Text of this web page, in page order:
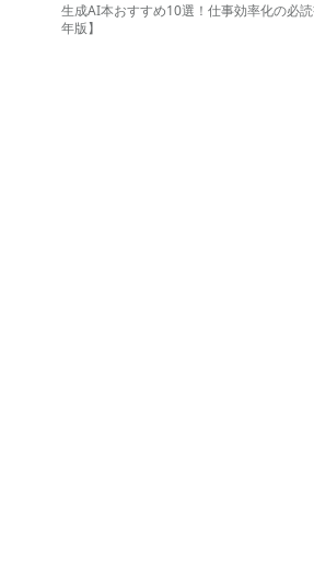
生成AI本おすすめ10選！仕事効率化の必
年版】